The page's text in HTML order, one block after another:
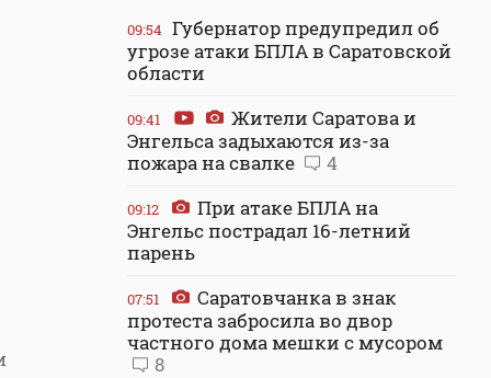
09:54 Губернатор предупредил об
угрозе атаки БПЛА в Саратовской
области
09:41
Жители Саратова и
Энгельса задыхаются из-за
пожара на свалке
4
09:12
При атаке БПЛА на
Энгельс пострадал 16-летний
парень
07:51
Саратовчанка в знак
протеста забросила во двор
частного дома мешки с мусором
8